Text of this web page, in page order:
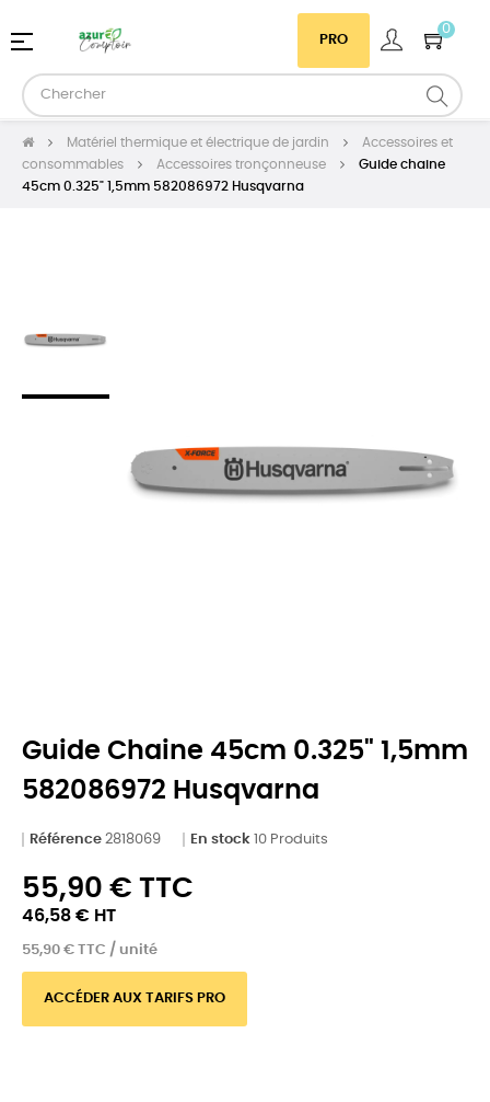
PRO
0
Basculer
navigation
☰
Matériel thermique et électrique de jardin
Accessoires et
consommables
Accessoires tronçonneuse
Guide chaine
45cm 0.325" 1,5mm 582086972 Husqvarna
Guide Chaine 45cm 0.325" 1,5mm
582086972 Husqvarna
Référence 2818069 En stock 10 Produits
55,90 € TTC
46,58 € HT
55,90 € TTC / unité
ACCÉDER AUX TARIFS PRO